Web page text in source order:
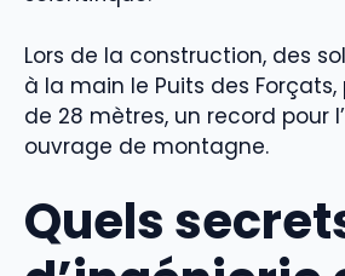
Lors de la construction, des
à la main le Puits des
de 28 mètres, un record pour
ouvrage de montagne.
Quels